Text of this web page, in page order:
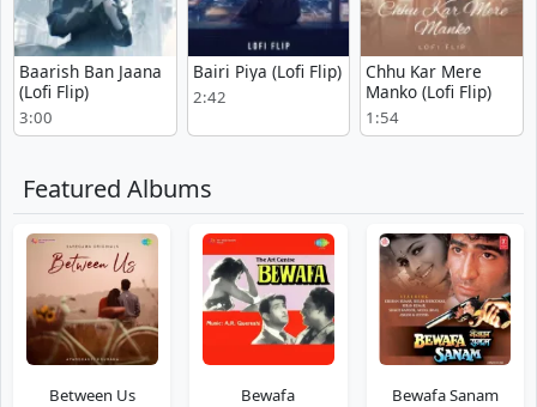
Baarish Ban Jaana
(Lofi Flip)
3:00
Bairi Piya (Lofi Flip)
2:42
Chhu Kar Mere
Manko (Lofi Flip)
1:54
Featured Albums
Between Us Bewafa Bewafa Sanam